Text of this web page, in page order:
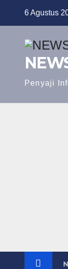
6 Agustus
Penyaji